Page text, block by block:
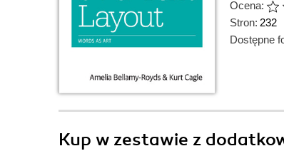
Ocena:
Stron: 232
Dostępne
Kup w zestawie z